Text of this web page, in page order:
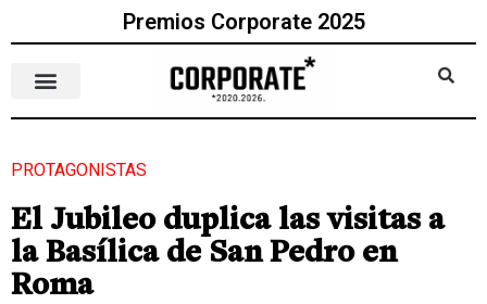
Premios Corporate 2025
PROTAGONISTAS
El Jubileo duplica las visitas a
la Basílica de San Pedro en
Roma